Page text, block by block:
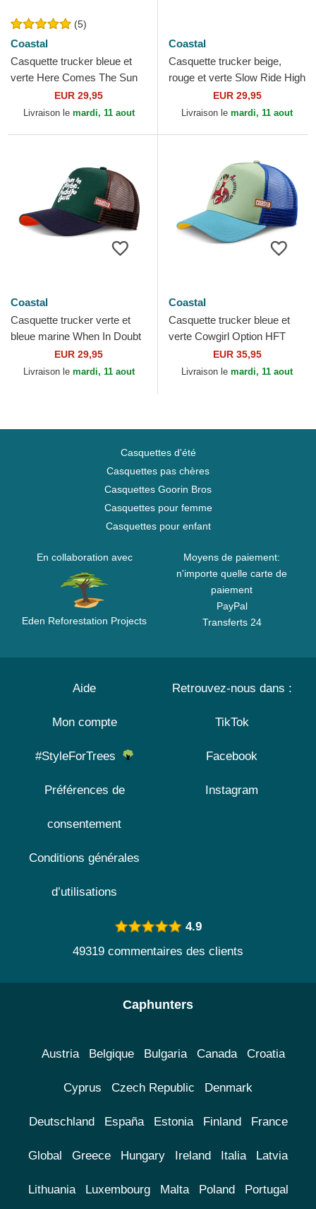
(5)
Coastal
Casquette trucker bleue et
verte Here Comes The Sun
HFT CoastalEUR 29,95
Livraison le mardi, 11 aout
Coastal
Casquette trucker beige,
rouge et verte Slow Ride High
Times HFT Coastal
EUR 29,95
Livraison le mardi, 11 aout
Coastal
Casquette trucker verte et
bleue marine When In Doubt
Paddle Out HFT Coastal
EUR 29,95
Livraison le mardi, 11 aout
Coastal
Casquette trucker bleue et
verte Cowgirl Option HFT
EUR 35,95
Livraison le mardi, 11 aout
Casquettes d'été
Casquettes pas chères
Casquettes Goorin Bros
Casquettes pour femme
Casquettes pour enfant
En collaboration avec
Eden Reforestation Projects
Moyens de paiement:
n'importe quelle carte de
paiement
PayPal
Transferts 24
Aide
Mon compte
#StyleForTrees
Préférences de
consentement
Conditions générales
d’utilisations
Retrouvez-nous dans :
TikTok
Facebook
Instagram
4.9
49319 commentaires des clients
Caphunters
Austria Belgique Bulgaria Canada Croatia
Cyprus Czech Republic Denmark
Deutschland España Estonia Finland France
Global Greece Hungary Ireland Italia Latvia
Lithuania Luxembourg Malta Poland Portugal